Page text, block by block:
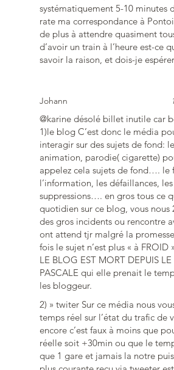
systématiquement 5-10 minutes
rate ma correspondance à
de plus à attendre quasiment
d’avoir un train à l’heure est-ce
savoir la raison, et dois-je
Johann
@karine désolé billet inutile car
1)le blog C’est donc le média
interagir sur des sujets de fond:
animation, parodie( cigarette)
appelez cela sujets de fond…. le
l’information, les défaillances,
suppressions…. en gros tous ce
quotidien sur ce blog, vous nous
des gros incidents ou rencontre
ont attend tjr malgré la
fois le sujet n’est plus « à FROID
LE BLOG EST MORT DEPUIS LE
PASCALE qui elle prenait le
les bloggeur.
2) » twiter Sur ce média nous
temps réel sur l’état du trafic de
encore c’est faux à moins que
réelle soit +30min ou que le
que 1 gare et jamais la notre